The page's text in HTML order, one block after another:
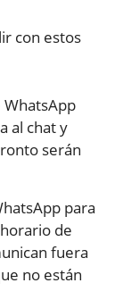
con estos
al chat y
serán
para
de
fuera
no están